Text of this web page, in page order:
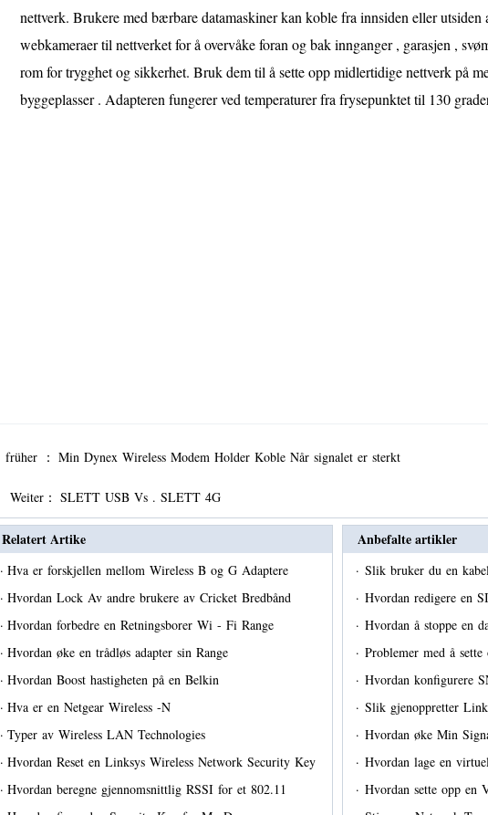
nettverk. Brukere med bærbare datamaskiner kan koble fra innsiden eller utsiden
webkameraer til nettverket for å overvåke foran og bak innganger , garasjen ,
rom for trygghet og sikkerhet. Bruk dem til å sette opp midlertidige nettverk på
byggeplasser . Adapteren fungerer ved temperaturer fra frysepunktet til 130
früher ： Min Dynex Wireless Modem Holder Koble Når signalet er sterkt
Weiter： SLETT USB Vs . SLETT 4G
Relatert Artike
· Hva er forskjellen mellom Wireless B og G Adaptere
· Hvordan Lock Av andre brukere av Cricket Bredbånd
· Hvordan forbedre en Retningsborer Wi - Fi Range
· Hvordan øke en trådløs adapter sin Range
· Hvordan Boost hastigheten på en Belkin
· Hva er en Netgear Wireless -N
· Typer av Wireless LAN Technologies
· Hvordan Reset en Linksys Wireless Network Security Key
· Hvordan beregne gjennomsnittlig RSSI for et 802.11
Anbefalte artikler
· Slik bruker du en
· Hvordan redigere en
· Hvordan å stoppe en
· Problemer med å
· Hvordan konfigurere
· Slik gjenoppretter
· Hvordan øke Min
· Hvordan lage en
· Hvordan sette opp en